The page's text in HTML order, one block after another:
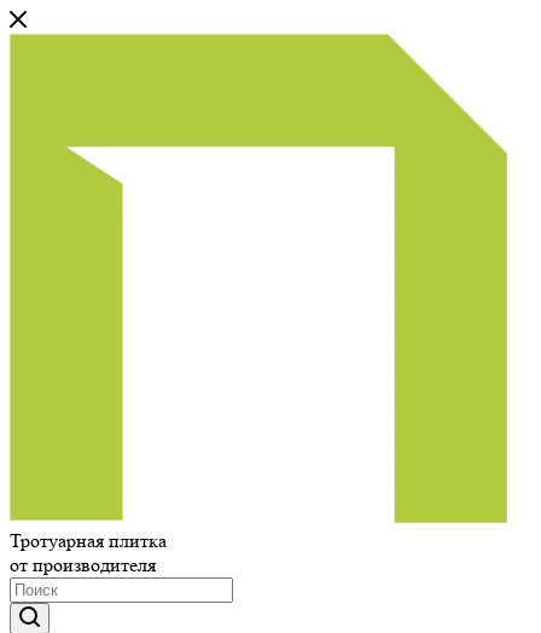
Тротуарная плитка
от производителя